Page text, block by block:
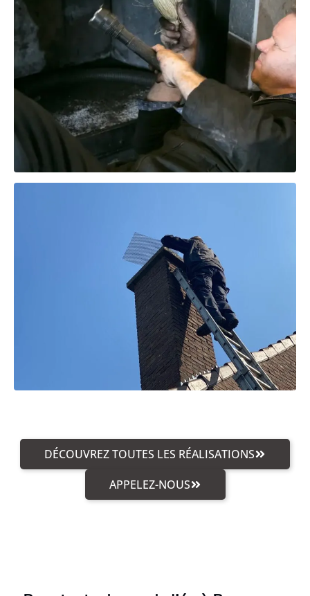
DÉCOUVREZ TOUTES LES RÉALISATIONS
APPELEZ-NOUS